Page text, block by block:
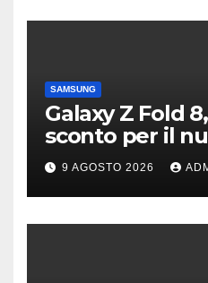
SAMSUNG
Galaxy Z Fold
sconto per il
pieghevole di
9 AGOSTO 2026